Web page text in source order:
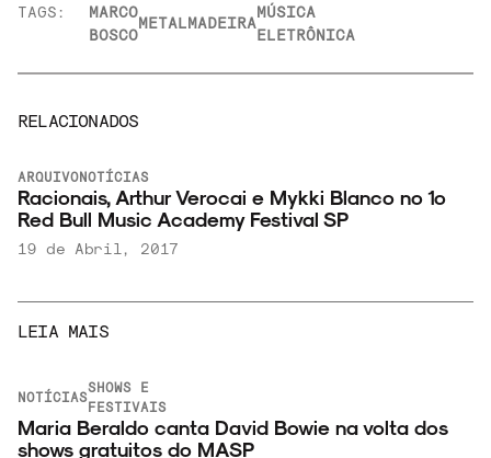
TAGS:
MARCO
BOSCO
METALMADEIRA
MÚSICA
ELETRÔNICA
RELACIONADOS
ENTREVISTASNOTÍCIAS
Alter Disco revisita “Metalmadeira”, clássico da
música eletrônica nacional, em LP
28 de Novembro, 2025
LEIA MAIS
LISTASNOTÍCIAS
Trilha do novo Homem-Aranha dispara nos
streams; relembre músicas clássicas da saga